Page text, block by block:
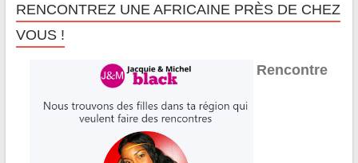
RENCONTREZ UNE AFRICAINE PRÈS DE CHEZ
VOUS !
Rencontre